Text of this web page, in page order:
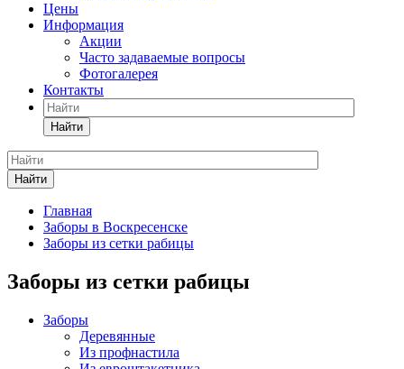
Цены
Информация
Акции
Часто задаваемые вопросы
Фотогалерея
Контакты
Найти
Найти
Главная
Заборы в Воскресенске
Заборы из сетки рабицы
Заборы из сетки рабицы
Заборы
Деревянные
Из профнастила